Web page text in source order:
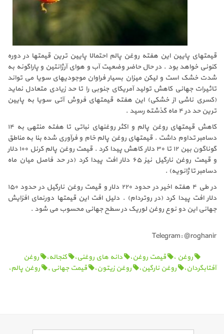
قیمتهای پایین این هفته روغن پالم احتمالا پایین ترین قیمتها در دوره
کنونی خواهد بود . در حال حاضر وضعیت آب و هوای آرژانتین و پاراگوئه به
شدت خشک است و لیکن میزان بسیار فراوان موجودیهای سویا می تواند
تاثیرات جهانی کاهش تولید آمریکای جنوبی را تا حد زیادی متعادل نماید
(کسری ناشی از خشکی) این هفته قیمتهای فروش آتی سویا به پایین
ترین حد در ۴ ماه گذشته رسید .
کاهش قیمتهای روغن پالم و اکثر روغنهای نباتی تا هفته منتهی به ۱۴
دسامبر تداوم داشت . قیمتهای روغن پالم خام و فرآوری شده بنا به مناطق
گوناگون بین ۱۲ تا ۳۰ دلار کاهش پیدا کرد . قیمت روغن پالم کرنل ۱۰۰ دلار
و قیمت روغن نارگیل نیز ۶۵ دلار افت پیدا کرد (در حد فاصل میان ماه
دسامبر تا ژانویه) .
در طی ۴ هفته اخیر در حدود ۲۲۰ دلار و قیمت روغن نارگیل در حدود ۱۵۰
دلار افت پیدا کرد (در روتردام) . دلیل افت این قیمتها دورنمای افزایش
جهانی این دو نوع روغن لوریک در سطح جهانی محسوب می شود .
Telegram: @roghanir
روغن ،
قیمت روغن، دانه های روغنی، کنجاله،
روغن
آفتابگردان،
روغن نارگین، روغن زیتون، قیمت جهانی , روغن پالم،